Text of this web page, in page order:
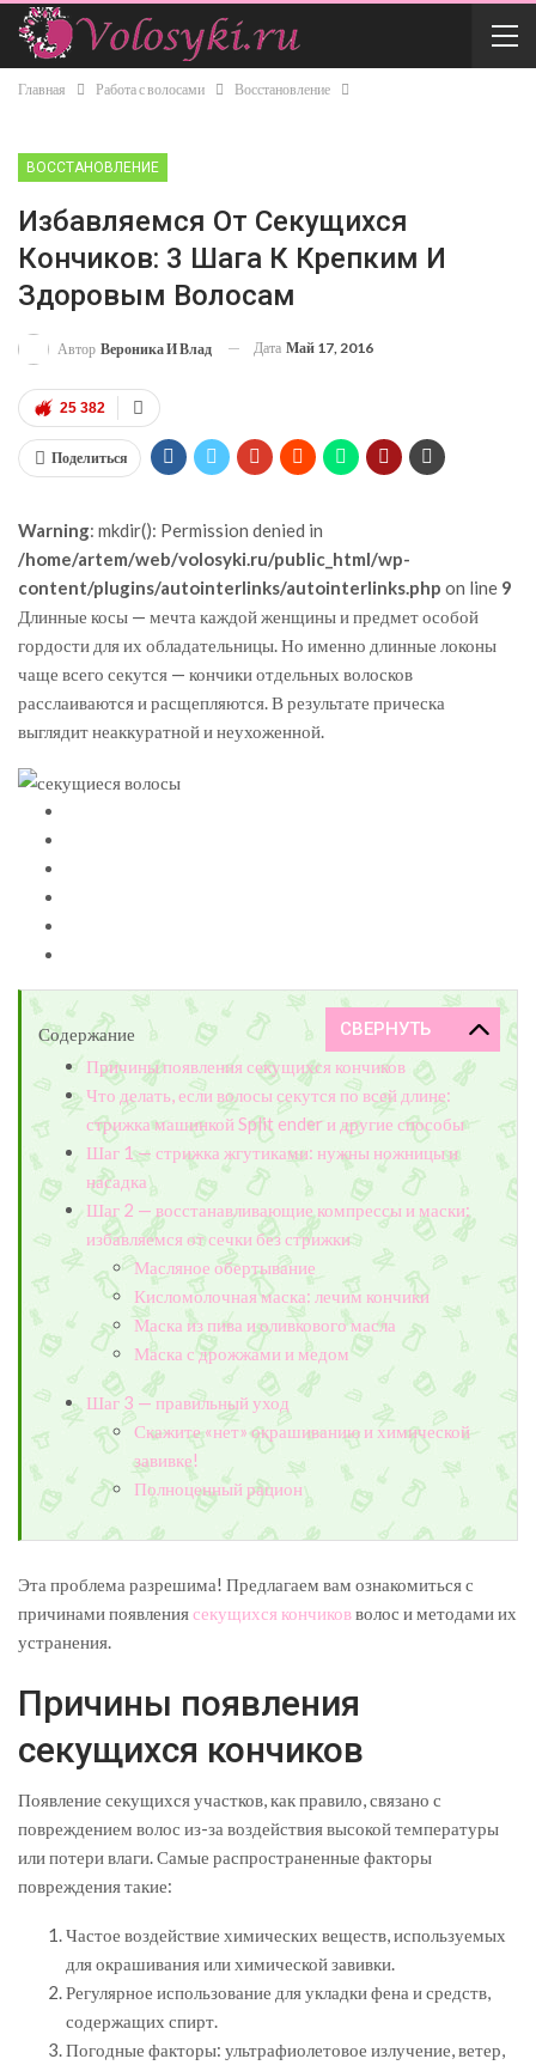
Главная Работа с волосами Восстановление
ВОССТАНОВЛЕНИЕ
Избавляемся От Секущихся
Кончиков: 3 Шага К Крепким И
Здоровым Волосам
Автор Вероника И Влад Дата Май 17, 2016
25 382
Поделиться
Warning: mkdir(): Permission denied in
/home/artem/web/volosyki.ru/public_html/wp-
content/plugins/autointerlinks/autointerlinks.php on line 9
Длинные косы — мечта каждой женщины и предмет особой
гордости для их обладательницы. Но именно длинные локоны
чаще всего секутся — кончики отдельных волосков
расслаиваются и расщепляются. В результате прическа
выглядит неаккуратной и неухоженной.
Содержание
Причины появления секущихся кончиков
Что делать, если волосы секутся по всей длине:
стрижка машинкой Split ender и другие способы
Шаг 1 — стрижка жгутиками: нужны ножницы и
насадка
Шаг 2 — восстанавливающие компрессы и маски:
избавляемся от сечки без стрижки
Масляное обертывание
Кисломолочная маска: лечим кончики
Маска из пива и оливкового масла
Маска с дрожжами и медом
Шаг 3 — правильный уход
Скажите «нет» окрашиванию и химической
завивке!
Полноценный рацион
Эта проблема разрешима! Предлагаем вам ознакомиться с
причинами появлениясекущихся кончиковволос и методами их
устранения.
Причины появления
секущихся кончиков
Появление секущихся участков, как правило, связано с
повреждением волос из-за воздействия высокой температуры
или потери влаги. Самые распространенные факторы
повреждения такие:
Частое воздействие химических веществ, используемых
для окрашивания или химической завивки.
Регулярное использование для укладки фена и средств,
содержащих спирт.
Погодные факторы: ультрафиолетовое излучение, ветер,